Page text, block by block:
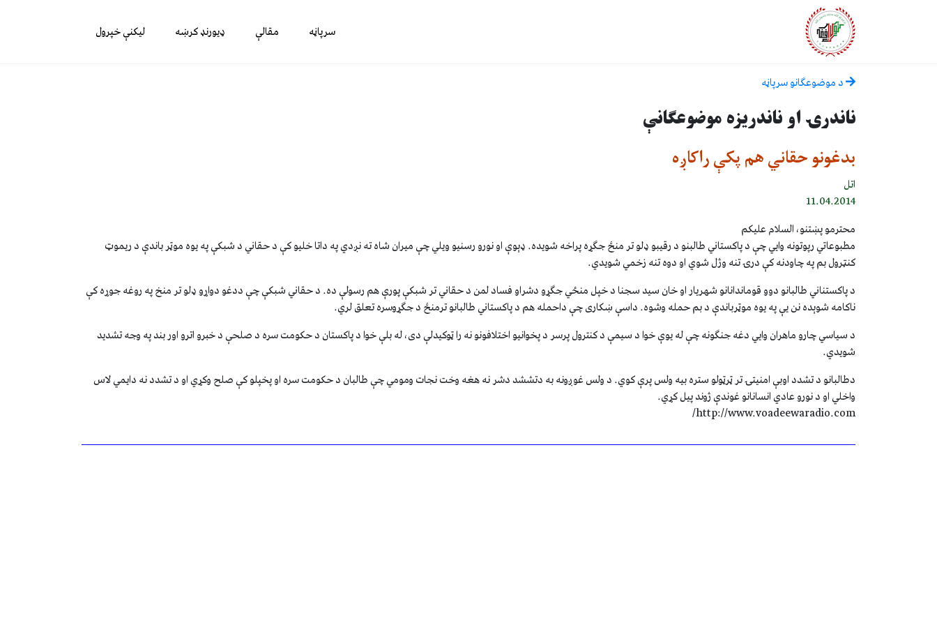
سرپاڼه مقالې ډیورنډ کرښه لیکنې خپرول
د موضوعګانو سرپاڼه
ناندرۍ او ناندریزه موضوعګانې
بدغونو حقاني هم پکې راکاږه
اتل
11.04.2014
محترمو پښتنو، السلام علیکم
مطبوعاتي رپوتونه وايي چې د پاکستاني طالبنو د رقیبو ډلو تر منځ جګړه پراخه شویده. ډېوې او نورو رسنیو ویلي چې میران شاه ته نږدي په داتا خلیو کې د حقاني د شبکې په يوه موټر باندې د ریموټ
کنټرول بم په چاودنه کې درۍ تنه وژل شوي او دوه تنه زخمي شويدي.
د پاکستناني طالبانو دوو قوماندانانو شهریار او خان سید سجنا د خپل منځي جګړو دشراو فساد لمن د حقاني تر شبکې پورې هم رسولې ده. د حقاني شبکې چې ددغو دواړو ډلو تر منخ په روغه جوړه کې
ناکامه شوېده نن یې په یوه موټرباندې د بم حمله وشوه. داسې ښکاری چې داحمله هم د پاکستاني طالبانو ترمنځ د جګړوسره تعلق لري.
د سیاسي چارو ماهران وایي دغه جنګونه چې له یوې خوا د سیمې د کنترول پرسر د پخوانیو اختلافونو نه را ټوکیدلې دی، له بلې خوا د پاکستان د حکومت سره د صلحې د خبرو اترو اور بند په وجه تشدید
شویدي.
دطالبانو د تشدد اوبې امنیتۍ تر ټرټولو ستره بیه ولس پرې کوي. د ولس غوږونه به دتششد دشر نه هغه وخت نجات ومومي چې طالبان د حکومت سره او پخپلو کې صلح وکړي او د تشدد نه دایمي لاس
واخلي او د نورو عادي انسانانو غوندې ژوند پیل کړي.
http://www.voadeewaradio.com/